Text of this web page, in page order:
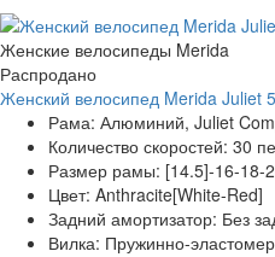
Женские велосипеды Merida
Распродано
Женский велосипед Merida Juliet
Рама: Алюминий, Juliet
Количество скоростей: 30
Размер рамы: [14.5]-16-18-
Цвет: Anthracite[White-Red]
Задний амортизатор: Без
Вилка: Пружинно-